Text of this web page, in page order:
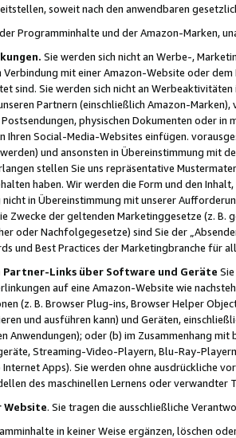
soweit nach den anwendbaren
Programminhalte und der Amazon-Marken,
Sie werden sich nicht an Werbe-,
Verbindung mit einer Amazon-Website oder
sind. Sie werden sich nicht an
Partnern (einschließlich Amazon-
physischen Dokumenten oder in
Ihren Social-Media-Websites einfügen.
und ansonsten in Übereinstimmung mit
stellen Sie uns repräsentative
haben. Wir werden die Form und den
in Übereinstimmung mit unserer
Zwecke der geltenden Marketinggesetze (z. B.
oder Nachfolgegesetze) sind Sie der
und Best Practices der Marketingbranche für
Partner-Links über Software und Geräte
auf eine Amazon-Website wie
(z. B. Browser Plug-ins, Browser Helper
und ausführen kann) und Geräten,
Anwendungen); oder (b) im Zusammenhang
Streaming-Video-Playern, Blu-Ray-
Internet Apps). Sie werden ohne ausdrückliche
des maschinellen Lernens oder
Website. Sie tragen die ausschließliche
in keiner Weise ergänzen, löschen